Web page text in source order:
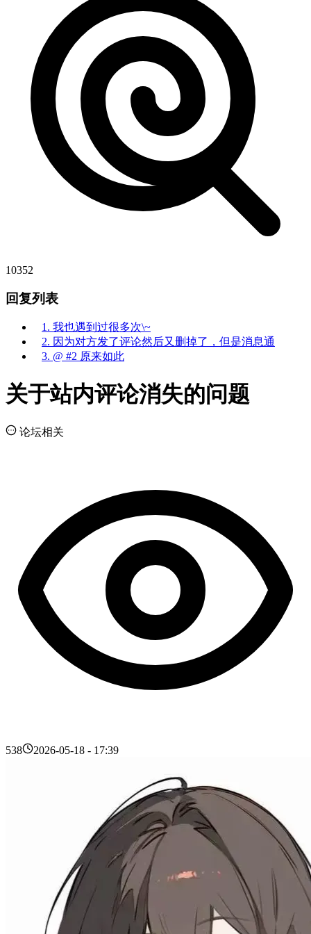
10352
回复列表
1. 我也遇到过很多次\~
2. 因为对方发了评论然后又删掉了，但是消息通
3. @ #2 原来如此
关于站内评论消失的问题
论坛相关
538 2026-05-18 - 17:39